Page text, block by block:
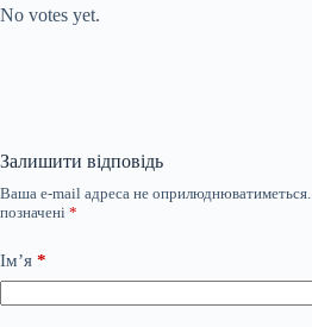
No votes yet.
Залишити відповідь
Ваша e-mail адреса не оприлюднюватиметься.
позначені *
Ім’я *